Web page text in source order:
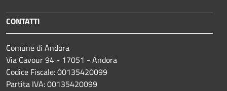
CONTATTI
Comune di Andora
Via Cavour 94 - 17051 - Andora
Codice Fiscale: 00135420099
Partita IVA: 00135420099